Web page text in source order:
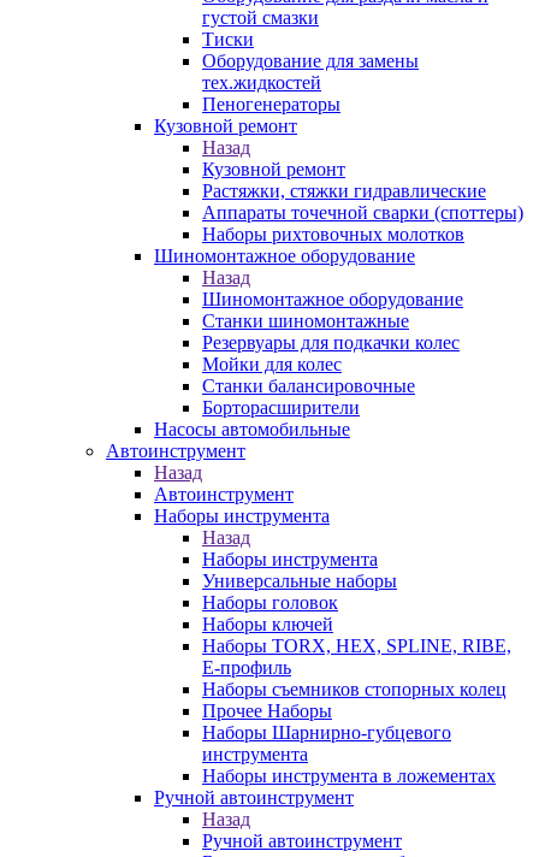
густой смазки
Тиски
Оборудование для замены
тех.жидкостей
Пеногенераторы
Кузовной ремонт
Назад
Кузовной ремонт
Растяжки, стяжки гидравлические
Аппараты точечной сварки (споттеры)
Наборы рихтовочных молотков
Шиномонтажное оборудование
Назад
Шиномонтажное оборудование
Станки шиномонтажные
Резервуары для подкачки колес
Мойки для колес
Станки балансировочные
Борторасширители
Насосы автомобильные
Автоинструмент
Назад
Автоинструмент
Наборы инструмента
Назад
Наборы инструмента
Универсальные наборы
Наборы головок
Наборы ключей
Наборы TORX, HEX, SPLINE, RIBE,
E-профиль
Наборы съемников стопорных колец
Прочее Наборы
Наборы Шарнирно-губцевого
инструмента
Наборы инструмента в ложементах
Ручной автоинструмент
Назад
Ручной автоинструмент